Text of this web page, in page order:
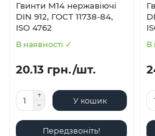
Гвинти М14 нержавіючі
DIN 912, ГОСТ 11738-84,
ISO 4762
В наявності ✓
20.13 грн./шт.
У кошик
Передзвоніть!
В